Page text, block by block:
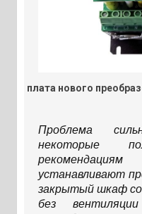
плата нового
Проблема
некоторые
устанавливают
закрытый шкаф со
без